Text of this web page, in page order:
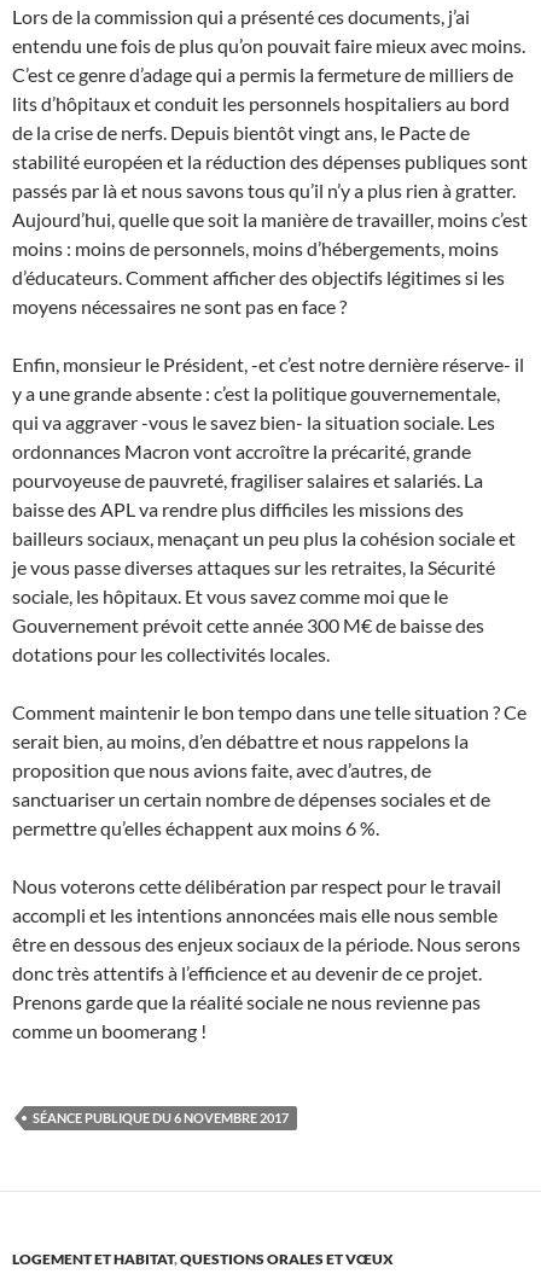
Lors de la commission qui a présenté ces documents, j’ai
entendu une fois de plus qu’on pouvait faire mieux avec moins.
C’est ce genre d’adage qui a permis la fermeture de milliers de
lits d’hôpitaux et conduit les personnels hospitaliers au bord
de la crise de nerfs. Depuis bientôt vingt ans, le Pacte de
stabilité européen et la réduction des dépenses publiques sont
passés par là et nous savons tous qu’il n’y a plus rien à gratter.
Aujourd’hui, quelle que soit la manière de travailler, moins c’est
moins : moins de personnels, moins d’hébergements, moins
d’éducateurs. Comment afficher des objectifs légitimes si les
moyens nécessaires ne sont pas en face ?
Enfin, monsieur le Président, -et c’est notre dernière réserve- il
y a une grande absente : c’est la politique gouvernementale,
qui va aggraver -vous le savez bien- la situation sociale. Les
ordonnances Macron vont accroître la précarité, grande
pourvoyeuse de pauvreté, fragiliser salaires et salariés. La
baisse des APL va rendre plus difficiles les missions des
bailleurs sociaux, menaçant un peu plus la cohésion sociale et
je vous passe diverses attaques sur les retraites, la Sécurité
sociale, les hôpitaux. Et vous savez comme moi que le
Gouvernement prévoit cette année 300 M€ de baisse des
dotations pour les collectivités locales.
Comment maintenir le bon tempo dans une telle situation ? Ce
serait bien, au moins, d’en débattre et nous rappelons la
proposition que nous avions faite, avec d’autres, de
sanctuariser un certain nombre de dépenses sociales et de
permettre qu’elles échappent aux moins 6 %.
Nous voterons cette délibération par respect pour le travail
accompli et les intentions annoncées mais elle nous semble
être en dessous des enjeux sociaux de la période. Nous serons
donc très attentifs à l’efficience et au devenir de ce projet.
Prenons garde que la réalité sociale ne nous revienne pas
comme un boomerang !
SÉANCE PUBLIQUE DU 6 NOVEMBRE 2017
LOGEMENT ET HABITAT,QUESTIONS ORALES ET VŒUX